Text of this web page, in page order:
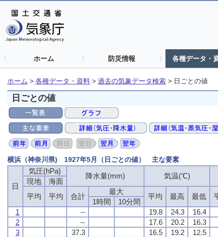
ホーム 防災情報 各種データ・
ホーム > 各種データ・資料 > 過去の気象データ検索 > 日ごとの値
日ごとの値
横浜（神奈川県) 1927年5月（日ごとの値） 主な要素
日
気圧(hPa)
降水量(mm) 気温(℃)
現地
海面
平均
平均 合計
最大
平均 最高 最低
1時間
10分間
1
-- 19.8 24.3
16.4
2
-- 17.6 20.2
16.3
3
37.3 16.5 19.2
12.5